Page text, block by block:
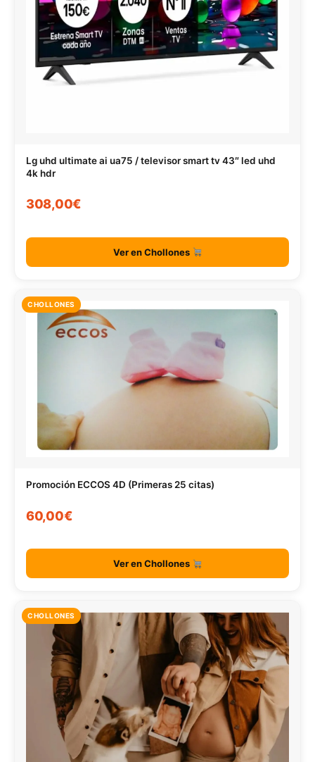
Lg uhd ultimate ai ua75 / televisor smart tv 43″ led uhd
4k hdr
308,00€
Ver en Chollones
CHOLLONES
Promoción ECCOS 4D (Primeras 25 citas)
60,00€
Ver en Chollones
CHOLLONES